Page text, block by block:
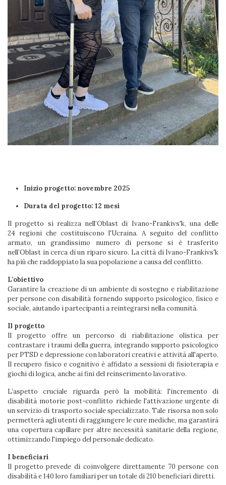
Inizio progetto: novembre 2025
Durata del progetto: 12 mesi
Il progetto si realizza nell’Oblast di Ivano-Frankivs'k, una delle
24 regioni che costituiscono l'Ucraina. A seguito del conflitto
armato, un grandissimo numero di persone si è trasferito
nell’Oblast in cerca di un riparo sicuro. La città di Ivano-Frankivs'k
ha più che raddoppiato la sua popolazione a causa del conflitto.
L’obiettivo
Garantire la creazione di un ambiente di sostegno e riabilitazione
per persone con disabilità fornendo supporto psicologico, fisico e
sociale, aiutando i partecipanti a reintegrarsi nella comunità.
Il progetto
Il progetto offre un percorso di riabilitazione olistica per
contrastare i traumi della guerra, integrando supporto psicologico
per PTSD e depressione con laboratori creativi e attività all'aperto.
Il recupero fisico e cognitivo è affidato a sessioni di fisioterapia e
giochi di logica, anche ai fini del reinserimento lavorativo.
L’aspetto cruciale riguarda però la mobilità: l'incremento di
disabilità motorie post-conflitto richiede l'attivazione urgente di
un servizio di trasporto sociale specializzato. Tale risorsa non solo
permetterà agli utenti di raggiungere le cure mediche, ma garantirà
una copertura capillare per altre necessità sanitarie della regione,
ottimizzando l'impiego del personale dedicato.
I beneficiari
Il progetto prevede di coinvolgere direttamente 70 persone con
disabilità e 140 loro familiari per un totale di 210 beneficiari diretti.